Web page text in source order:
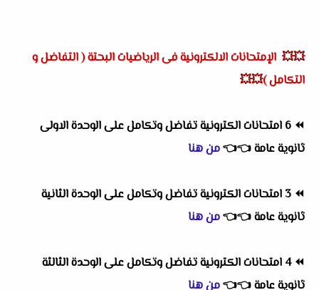
💥💥 الإمتحانات الالكترونية فىالرياضيات البحتة ( التفاضل و
التكامل )💥💥
⏪
6 امتحانات الكترونية تفاضل وتكامل على الوحدة الاولى
ثانوية عامة👈
👈من هنا
⏪
3 امتحانات الكترونية تفاضل وتكامل على الوحدة الثانية
ثانوية عامة👈
👈من هنا
⏪ 4 امتحانات الكترونية تفاضل وتكامل على الوحدة الثالثة
ثانوية عامة👈
👈من هنا